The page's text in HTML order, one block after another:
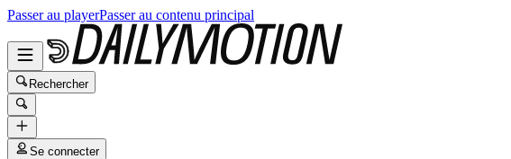
Passer au playerPasser au contenu principal
Rechercher
Se connecter